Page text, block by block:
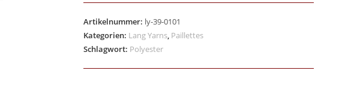
Artikelnummer: ly-39-0101
Kategorien: Lang Yarns, Paillettes
Schlagwort: Polyester